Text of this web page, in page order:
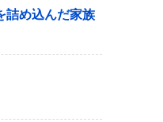
詰め込んだ家族